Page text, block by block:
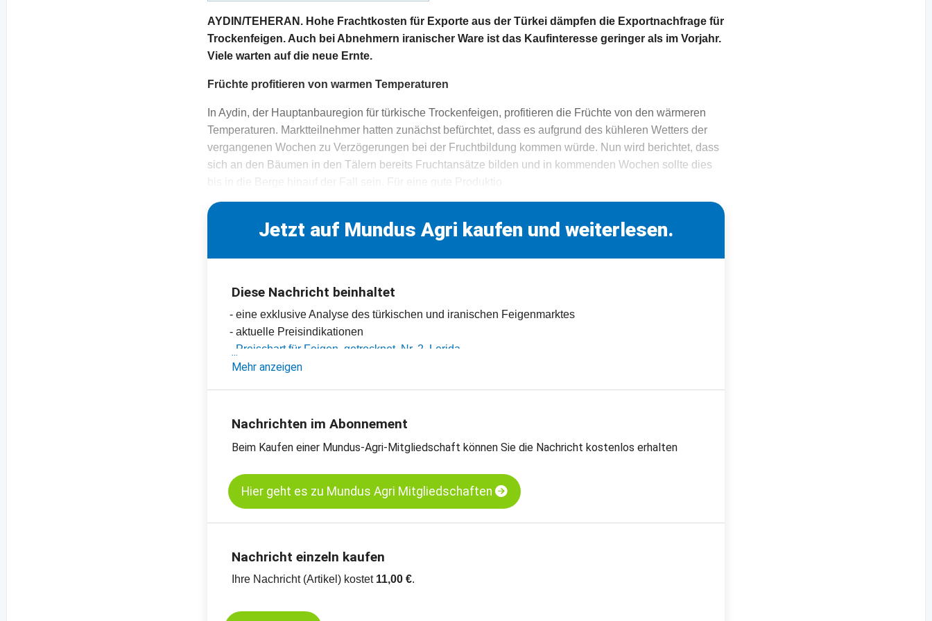
AYDIN/TEHERAN. Hohe Frachtkosten für Exporte aus der Türkei dämpfen die Exportnachfrage für
Trockenfeigen. Auch bei Abnehmern iranischer Ware ist das Kaufinteresse geringer als im Vorjahr.
Viele warten auf die neue Ernte.
Früchte profitieren von warmen Temperaturen
In Aydin, der Hauptanbauregion für türkische Trockenfeigen, profitieren die Früchte von den wärmeren
Temperaturen. Marktteilnehmer hatten zunächst befürchtet, dass es aufgrund des kühleren Wetters der
vergangenen Wochen zu Verzögerungen bei der Fruchtbildung kommen würde. Nun wird berichtet, dass
sich an den Bäumen in den Tälern bereits Fruchtansätze bilden und in kommenden Wochen sollte dies
bis in die Berge hinauf der Fall sein. Für eine gute Produktio
Jetzt auf Mundus Agri kaufen und weiterlesen.
Diese Nachricht beinhaltet
- eine exklusive Analyse des türkischen und iranischen Feigenmarktes
- aktuelle Preisindikationen
Preischart für Feigen, getrocknet, Nr. 2, Lerida
-Preischart für Feigen, getrocknet, Nr. 4, Lerida
Mehr anzeigen
Nachrichten im Abonnement
Beim Kaufen einer Mundus-Agri-Mitgliedschaft können Sie die Nachricht kostenlos erhalten
Hier geht es zu Mundus Agri Mitgliedschaften
Nachricht einzeln kaufen
Ihre Nachricht (Artikel) kostet 11,00 €.